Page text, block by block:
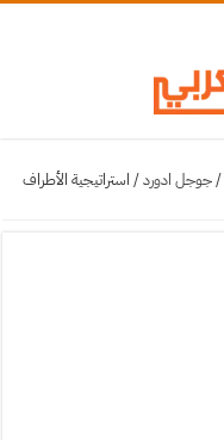
/جوجل ادورد/ استراتيجية الأطراف